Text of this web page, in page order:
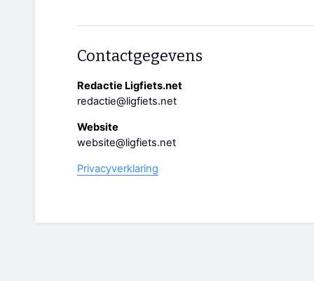
Contactgegevens
Redactie Ligfiets.net
redactie@ligfiets.net
Website
website@ligfiets.net
Privacyverklaring